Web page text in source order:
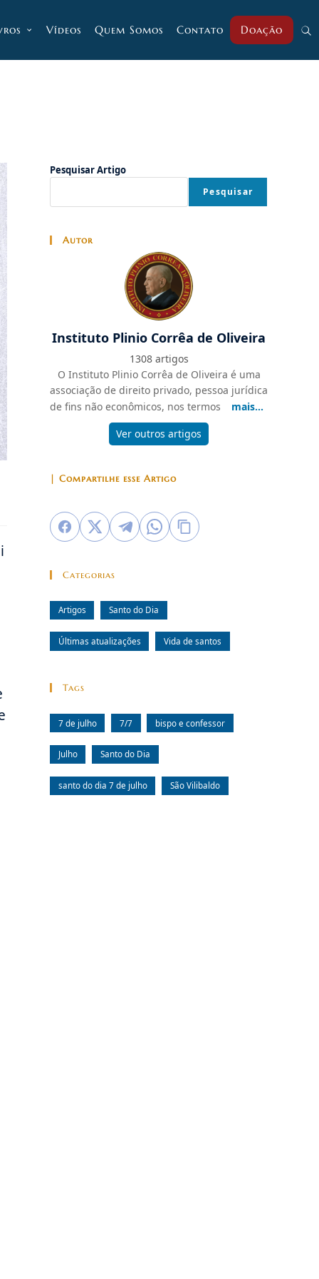
Vídeos Quem Somos Contato Doação
Pesquisar Artigo
Pesquisar
Autor
Instituto Plinio Corrêa de Oliveira
1308 artigos
O Instituto Plinio Corrêa de Oliveira é uma
associação de direito privado, pessoa jurídica
de fins não econômicos, nos termos
mais...
Ver outros artigos
| Compartilhe esse Artigo
Categorias
Artigos Santo do Dia
Últimas atualizações Vida de santos
Tags
7 de julho 7/7 bispo e confessor
Julho Santo do Dia
santo do dia 7 de julho São Vilibaldo